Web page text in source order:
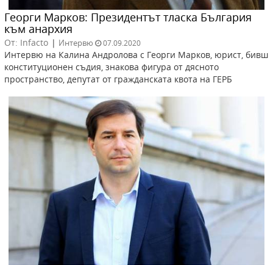
Георги Марков: Президентът тласка България
към анархия
От: Infacto | Интервю 07.09.2020
Интервю на Калина Андролова с Георги Марков, юрист, бивш
конституционен съдия, знакова фигура от дясното
пространство, депутат от гражданската квота на ГЕРБ